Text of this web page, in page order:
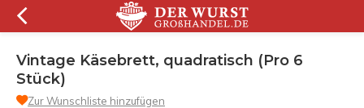
Vintage Käsebrett, quadratisch (Pro 6
Stück)
Zur Wunschliste hinzufügen